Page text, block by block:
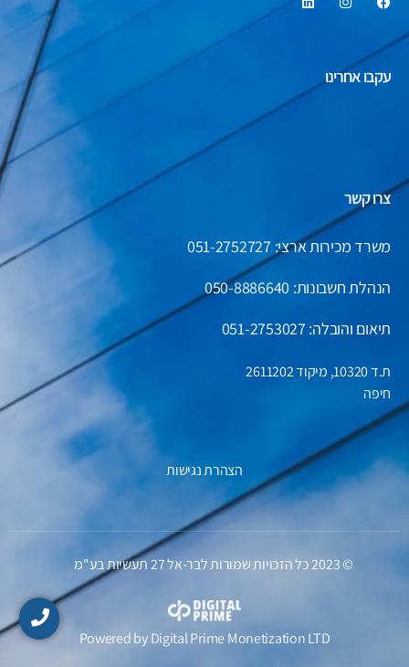
עקבו אחרינו
צרו קשר
משרד מכירות ארצי: 051-2752727
הנהלת חשבונות: 050-8886640
תיאום והובלה: 051-2753027
ת.ד 10320, מיקוד 2611202
חיפה
הצהרת נגישות
© 2023 כל הזכויות שמורות לבר-אל 27 תעשיות בע"מ
Powered byDigital PrimeMonetization LTD